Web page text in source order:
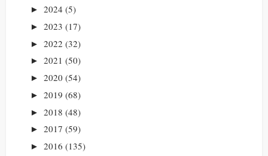
► 2024 (5)
► 2023 (17)
► 2022 (32)
► 2021 (50)
► 2020 (54)
► 2019 (68)
► 2018 (48)
► 2017 (59)
► 2016 (135)